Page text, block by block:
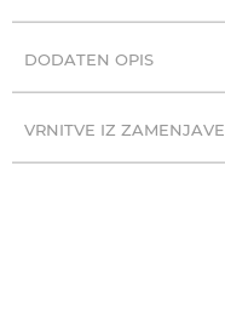
DODATEN OPIS
VRNITVE IZ ZAMENJAVE